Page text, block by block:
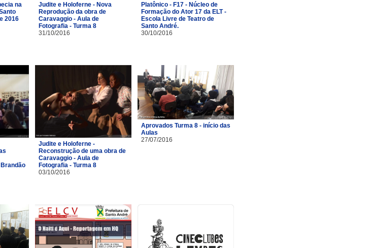
na
2016
Judite e Holoferne - Nova
Reprodução da obra de
Caravaggio - Aula de
Fotografia - Turma 8
31/10/2016
Platônico - F17 - Núcleo de
Formação do Ator 17 da ELT -
Escola Livre de Teatro de
Santo André.
30/10/2016
Judite e Holoferne -
Reconstrução de uma obra de
Caravaggio - Aula de
Fotografia - Turma 8
03/10/2016
Aprovados Turma 8 - início das
Aulas
27/07/2016